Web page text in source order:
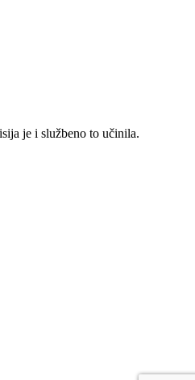
je i službeno to učinila.